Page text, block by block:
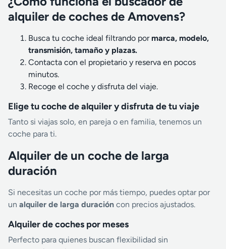
alquiler de coches de Amovens?
Busca tu coche ideal filtrando por marca, modelo,
transmisión, tamaño y plazas.
Contacta con el propietario y reserva en pocos
minutos.
Recoge el coche y disfruta del viaje.
Elige tu coche de alquiler y disfruta de tu viaje
Tanto si viajas solo, en pareja o en familia, tenemos un
coche para ti.
Alquiler de un coche de larga
duración
Si necesitas un coche por más tiempo, puedes optar por
un alquiler de larga duración con precios ajustados.
Alquiler de coches por meses
Perfecto para quienes buscan flexibilidad sin